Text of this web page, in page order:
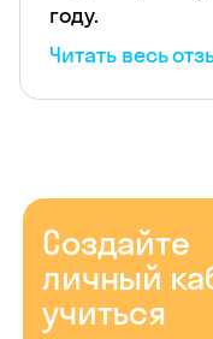
году.
Читать весь
Создайте
личный
учиться